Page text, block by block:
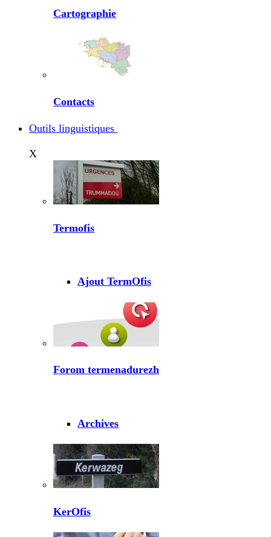
Cartographie
Contacts
Outils linguistiques
X
Termofis
Ajout TermOfis
Forom termenadurezh
Archives
KerOfis